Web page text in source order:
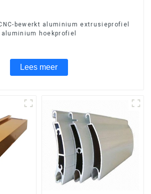
bewerkt aluminium extrusieprofiel
aluminium hoekprofiel
Lees meer